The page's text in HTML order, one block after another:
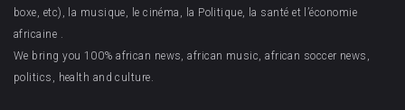
boxe, etc), la musique, le cinéma, la Politique, la santé et l’économie
africaine .
We bring you 100% african news, african music, african soccer news,
politics, health and culture.